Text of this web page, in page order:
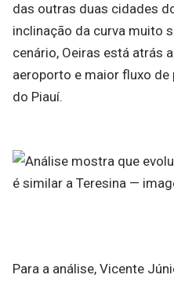
das outras duas cidades
inclinação da curva muito
cenário, Oeiras está atrás
aeroporto e maior fluxo
do Piauí.
Para a análise, Vicente